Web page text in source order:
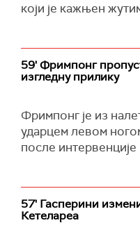
који је кажњен
59' Фримпонг
изгледну прилику
Фримпонг је из
ударцем левом
после
57' Гасперини
Кетелареа